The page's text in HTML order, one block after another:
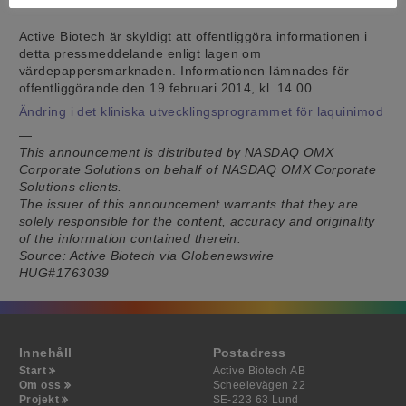
Active Biotech är skyldigt att offentliggöra informationen i
detta pressmeddelande enligt lagen om
värdepappersmarknaden. Informationen lämnades för
offentliggörande den 19 februari 2014, kl. 14.00.
Ändring i det kliniska utvecklingsprogrammet för laquinimod
—
This announcement is distributed by NASDAQ OMX
Corporate Solutions on behalf of NASDAQ OMX Corporate
Solutions clients.
The issuer of this announcement warrants that they are
solely responsible for the content, accuracy and originality
of the information contained therein.
Source: Active Biotech via Globenewswire
HUG#1763039
Innehåll
Start
Om oss
Projekt
Postadress
Active Biotech AB
Scheelevägen 22
SE-223 63 Lund